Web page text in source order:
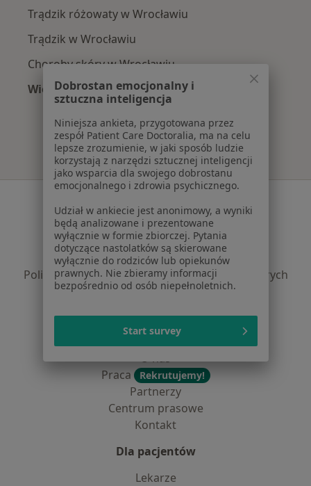
Trądzik różowaty w Wrocławiu
Trądzik w Wrocławiu
Choroby skóry w Wrocławiu
Więcej (15)
Więcej w kategorii: Najczęście leczone
Regulamin
Polityka prywatności pacjentów
Polityka prywatności profesjonalistów
Polityka prywatności dla profesjonalistów, których
dane pozyskaliśmy samodzielnie
Jak działają wyniki wyszukiwania
Dostępność
O nas
Praca
Rekrutujemy!
Partnerzy
Centrum prasowe
Kontakt
Dla pacjentów
Lekarze
Dobrostan emocjonalny i
sztuczna inteligencja
Niniejsza ankieta, przygotowana przez
zespół Patient Care Doctoralia, ma na celu
lepsze zrozumienie, w jaki sposób ludzie
korzystają z narzędzi sztucznej inteligencji
jako wsparcia dla swojego dobrostanu
emocjonalnego i zdrowia psychicznego.
Udział w ankiecie jest anonimowy, a wyniki
będą analizowane i prezentowane
wyłącznie w formie zbiorczej. Pytania
dotyczące nastolatków są skierowane
wyłącznie do rodziców lub opiekunów
prawnych. Nie zbieramy informacji
bezpośrednio od osób niepełnoletnich.
Start survey